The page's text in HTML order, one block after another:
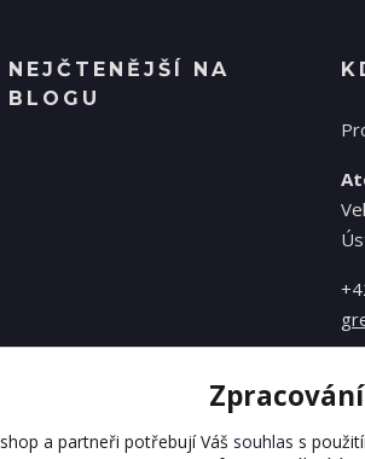
NEJČTENĚJŠÍ NA
BLOGU
a partneři potřebují Váš souhlas s